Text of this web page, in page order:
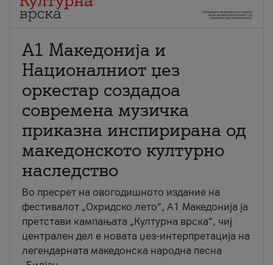
А1 Македонија и
Националниот џез
оркестар создадоа
современа музичка
приказна инспирирана од
македонското културно
наследство
Во пресрет на овогодишното издание на
фестивалот „Охридско лето“, А1 Македонија ја
претстави кампањата „Културна врска“, чиј
централен дел е новата џез-интерпретација на
легендарната македонска народна песна